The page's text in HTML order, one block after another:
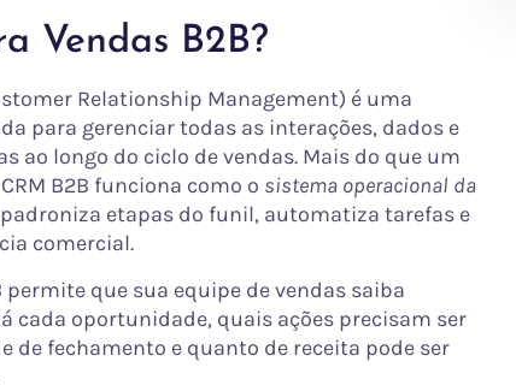
Vendas B2B?
Relationship Management) é uma
para gerenciar todas as interações, dados e
ao longo do ciclo de vendas. Mais do que um
B2B funciona como o sistema operacional da
etapas do funil, automatiza tarefas e
comercial.
permite que sua equipe de vendas saiba
cada oportunidade, quais ações precisam ser
de fechamento e quanto de receita pode ser